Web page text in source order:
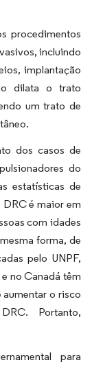
procedimentos
incluindo
implantação
dilata o trato
um trato de
dos casos de
do
estatísticas de
é maior em
com idades
forma, de
pelo UNPF,
no Canadá têm
aumentar o risco
Portanto,
para